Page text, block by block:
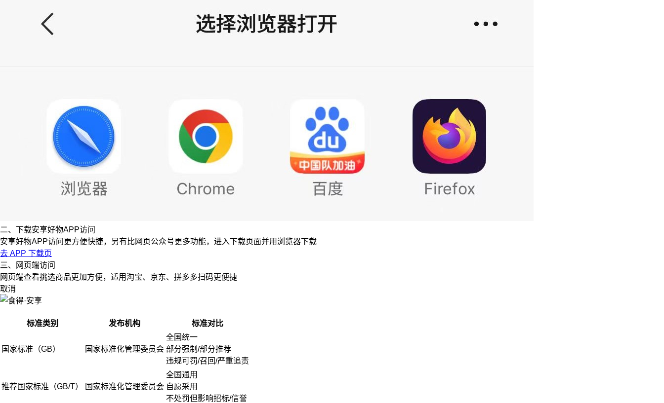
二、下载安享好物APP访问
安享好物APP访问更方便快捷，另有比网页公众号更多功能，进入下载页面并用浏览器下载
去 APP 下载页
三、网页端访问
网页端查看挑选商品更加方便，适用淘宝、京东、拼多多扫码更便捷
取消
标准类别 发布机构 标准对比
国家标准（GB） 国家标准化管理委员会
全国统一
部分强制/部分推荐
违规可罚/召回/严重追责
推荐国家标准（GB/T） 国家标准化管理委员会
全国通用
自愿采用
不处罚但影响招标/信誉